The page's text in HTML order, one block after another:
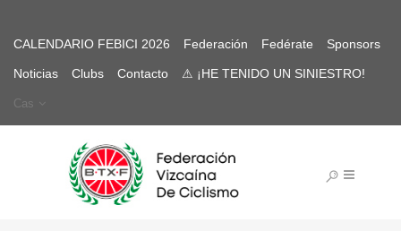
CALENDARIO FEBICI 2026 Federación Fedérate Sponsors
Noticias Clubs Contacto ⚠ ¡HE TENIDO UN SINIESTRO!
Cas